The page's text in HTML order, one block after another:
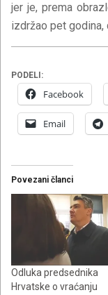
jer je, prema
izdržao pet godina,
PODELI:
Facebook
Email
Povezani članci
Odluka predsednika
Hrvatske o vraćanju